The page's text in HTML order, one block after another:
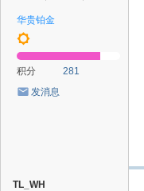
华贵铂金
积分
281
发消息
TL_WH